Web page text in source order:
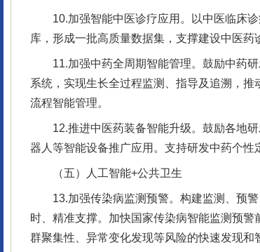
10.加强智能中医诊疗应用。以中医临床诊
库，形成一批高质量数据集，支撑建设中医
11.加强中药全周期智能管理。鼓励中药研
系统，实现生长全过程监测、指导及追溯，
流程智能管理。
12.推进中医药装备智能升级。鼓励各地研
器人等智能设备推广应用。支持研发中药个性
（五）人工智能+公共卫生
13.加强传染病监测预警。构建监测、预警
时、精准支撑。加快国家传染病智能监测预
群聚集性、异常变化发现等风险的快速发现和